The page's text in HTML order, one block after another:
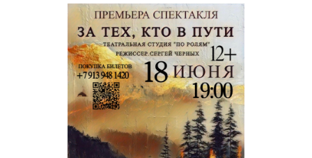
Наука
О Доме учёных
Виртуальный тур
Контакты